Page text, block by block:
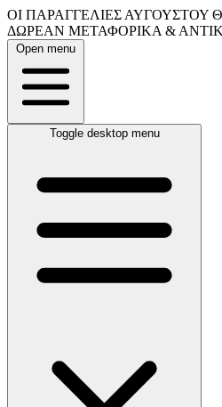
ΟΙ ΠΑΡΑΓΓΕΛΙΕΣ
ΔΩΡΕΑΝ ΜΕΤΑΦΟΡΙΚΑ &
Open menu
Toggle desktop menu